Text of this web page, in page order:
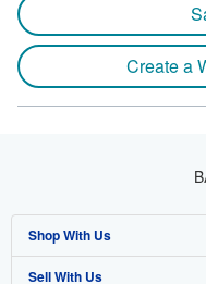
Create a
Shop With Us
Advanced Search
Sell With Us